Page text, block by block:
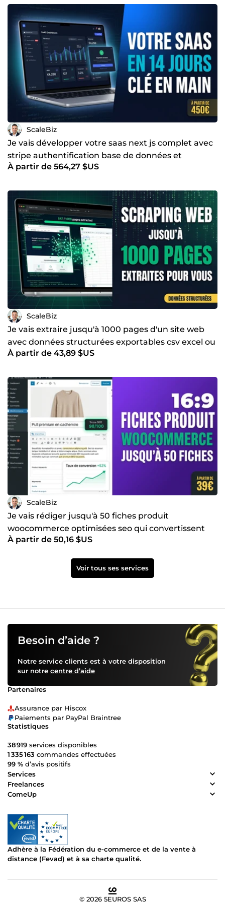
ScaleBiz
Je vais développer votre saas next js complet avec
stripe authentification base de données et
déploiement
À partir de 564,27 $US
ScaleBiz
Je vais extraire jusqu'à 1000 pages d'un site web
avec données structurées exportables csv excel ou
json
À partir de 43,89 $US
ScaleBiz
Je vais rédiger jusqu'à 50 fiches produit
woocommerce optimisées seo qui convertissent
vos clients en achat
À partir de 50,16 $US
Voir tous ses services
Besoin d’aide ?
Notre service clients est à votre disposition
sur notre centre d’aide
Partenaires
Assurance par Hiscox
Paiements par PayPal Braintree
Statistiques
38 919 services disponibles
1 335 163 commandes effectuées
99 % d’avis positifs
Services
Freelances
ComeUp
Adhère à la Fédération du e-commerce et de la vente à
distance (Fevad) et à sa charte qualité.
© 2026 5EUROS SAS